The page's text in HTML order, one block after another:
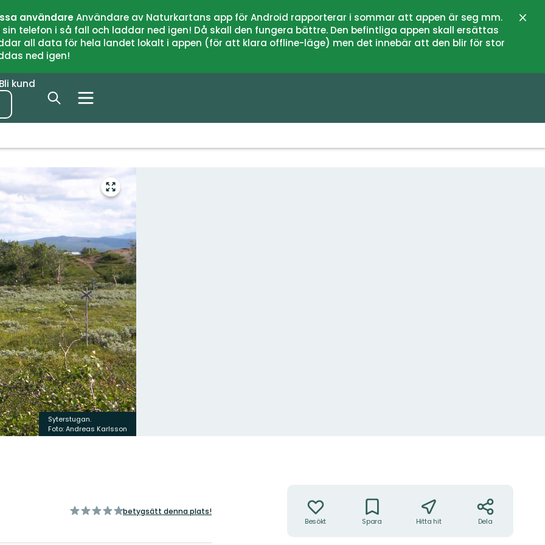
användareAnvändare av Naturkartans app för Android rapporterar i sommar att appen är seg mm.
telefon i så fall och laddar ned igen! Då skall den fungera bättre. Den befintliga appen skall ersättas
all data för hela landet lokalt i appen (för att klara offline-läge) men det innebär att den blir för stor
ned igen!
Bli kund
Gå
till
helskärmsläge
Syterstugan.
Foto: Andreas Karlsson
av
betygsätt denna plats!
Besökt Spara Hitta hit Dela